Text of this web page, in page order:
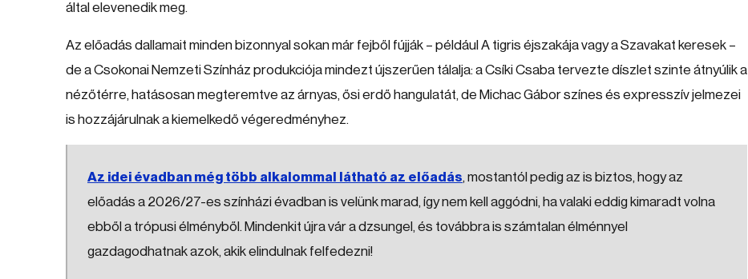
által elevenedik meg.
Az előadás dallamait minden bizonnyal sokan már fejből fújják – például A tigris éjszakája vagy a Szavakat keresek –
de a Csokonai Nemzeti Színház produkciója mindezt újszerűen tálalja: a Csíki Csaba tervezte díszlet szinte átnyúlik a
nézőtérre, hatásosan megteremtve az árnyas, ősi erdő hangulatát, de Michac Gábor színes és expresszív jelmezei
is hozzájárulnak a kiemelkedő végeredményhez.
Az idei évadban még több alkalommal látható az előadás, mostantól pedig az is biztos, hogy az
előadás a 2026/27-es színházi évadban is velünk marad, így nem kell aggódni, ha valaki eddig kimaradt volna
ebből a trópusi élményből. Mindenkit újra vár a dzsungel, és továbbra is számtalan élménnyel
gazdagodhatnak azok, akik elindulnak felfedezni!